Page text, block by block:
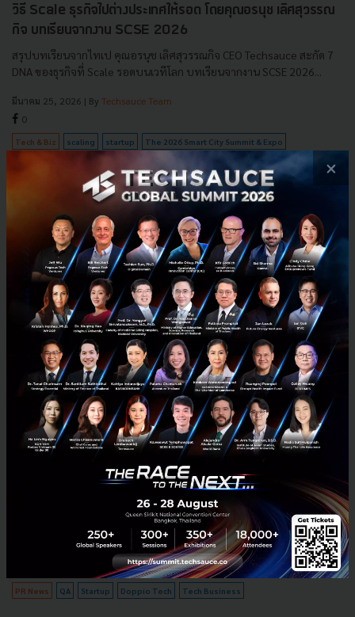
วิธี Scale ธุรกิจไปต่างประเทศให้รอด โดยคุณอรนุช เลิศสุวรรณ
กิจ บทเรียนจากงาน SCSE 2026
สรุปบทเรียนจากไทเป คุณอรนุช เลิศสุวรรณกิจ CEO Techsauce สะกัด 7
DNA ของธุรกิจที่ Scale รอดบนเวทีโลก บทเรียนจากงาน SCSE 2026...
มีนาคม 25, 2026 | By Techsauce Team
0
Tech & Biz scaling startup The 2026 Smart City Summit & Expo
Test นานจนคู่แข่งแซงหน้า? ถอดบทเรียนโดย Doppio Tech
เมื่อกลยุทธ์ Software Testing ที่ดี ต้องเป็นเครื่องยนต์สร้าง
กำไร ไม่ใช่เบรกฉุดรั้งธุรกิจ
ไขความลับ ทำไมการพยายามทำให้ซอฟต์แวร์ไร้ Bug ถึงอาจทำให้ธุรกิจ
พัง เจาะลึกกลยุทธ์ Software Testing ที่เน้น Risk-Based เพื่อรักษาสมดุล
ระหว่าง Quality และ Time-to-Market พร้อมมุมมองจา...
มีนาคม 18, 2026| ByTechsauce Team
PR News QA Startup Doppio Tech Tech Business
×